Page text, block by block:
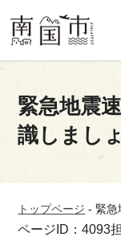
緊急地震
識しまし
トップページ -緊急
ページID：4093